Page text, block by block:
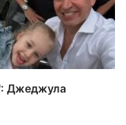
Джеджула